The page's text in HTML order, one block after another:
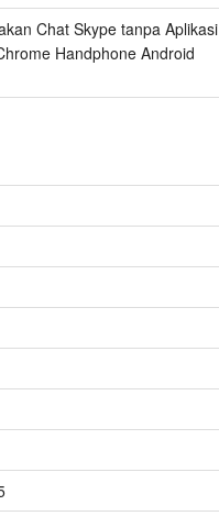
Chat Skype tanpa Aplikasi
Handphone Android